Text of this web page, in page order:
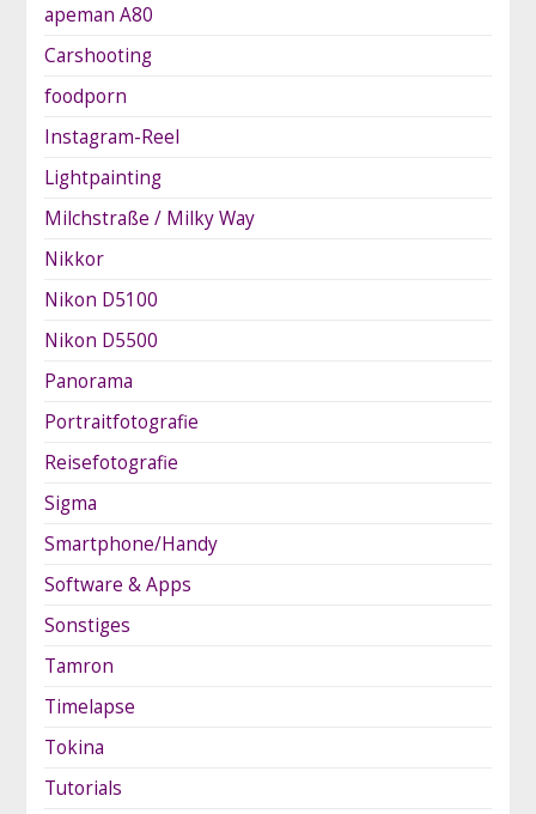
apeman A80
Carshooting
foodporn
Instagram-Reel
Lightpainting
Milchstraße / Milky Way
Nikkor
Nikon D5100
Nikon D5500
Panorama
Portraitfotografie
Reisefotografie
Sigma
Smartphone/Handy
Software & Apps
Sonstiges
Tamron
Timelapse
Tokina
Tutorials